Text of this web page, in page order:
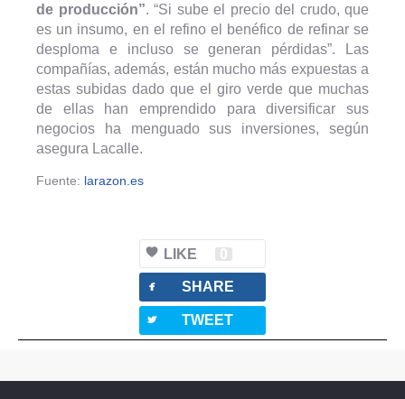
de producción”. “Si sube el precio del crudo, que
es un insumo, en el refino el benéfico de refinar se
desploma e incluso se generan pérdidas”. Las
compañías, además, están mucho más expuestas a
estas subidas dado que el giro verde que muchas
de ellas han emprendido para diversificar sus
negocios ha menguado sus inversiones, según
asegura Lacalle.
Fuente: larazon.es
LIKE 0
facebook SHARE
twitterbird TWEET